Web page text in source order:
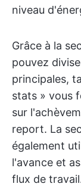
niveau
Grâce à la
pouvez
principales,
stats » vous
sur
report. La
également
l'avance et
flux de